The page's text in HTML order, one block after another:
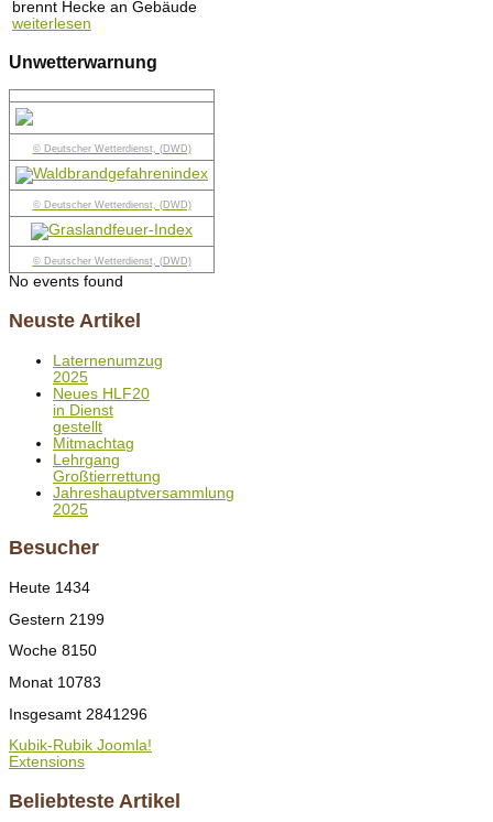
brennt Hecke an Gebäude
weiterlesen
Unwetterwarnung
© Deutscher Wetterdienst, (DWD)
© Deutscher Wetterdienst, (DWD)
© Deutscher Wetterdienst, (DWD)
No events found
Neuste Artikel
Laternenumzug
2025
Neues HLF20
in Dienst
gestellt
Mitmachtag
Lehrgang
Großtierrettung
Jahreshauptversammlung
2025
Besucher
Heute 1434
Gestern 2199
Woche 8150
Monat 10783
Insgesamt 2841296
Kubik-Rubik Joomla!
Extensions
Beliebteste Artikel